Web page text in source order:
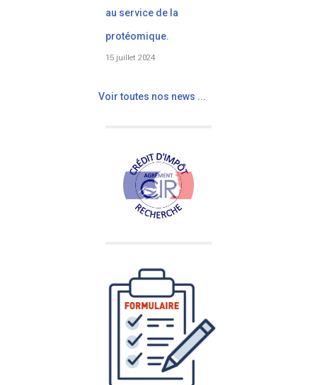
au service de la
protéomique.
15 juillet 2024
Voir toutes nos news ...